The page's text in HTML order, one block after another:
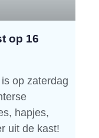
op 16
op zaterdag
hapjes,
uit de kast!